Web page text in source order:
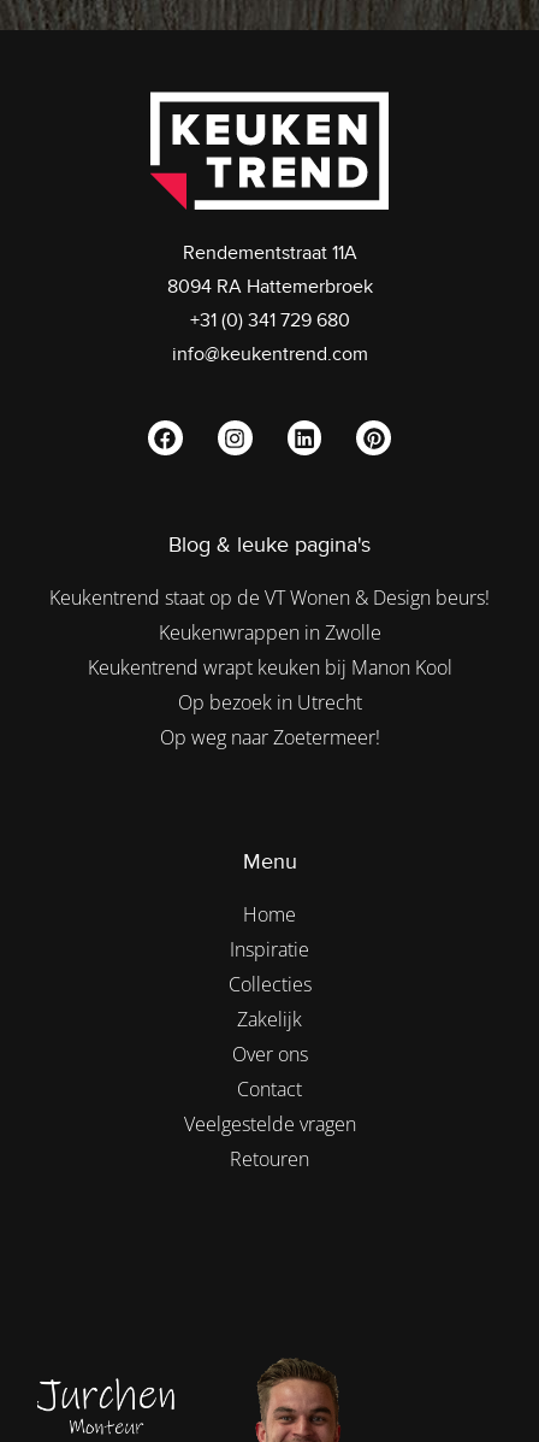
Rendementstraat 11A
8094 RA Hattemerbroek
+31 (0) 341 729 680
info@keukentrend.com
Blog & leuke pagina's
Keukentrend staat op de VT Wonen & Design beurs!
Keukenwrappen in Zwolle
Keukentrend wrapt keuken bij Manon Kool
Op bezoek in Utrecht
Op weg naar Zoetermeer!
Menu
Home
Inspiratie
Collecties
Zakelijk
Over ons
Contact
Veelgestelde vragen
Retouren